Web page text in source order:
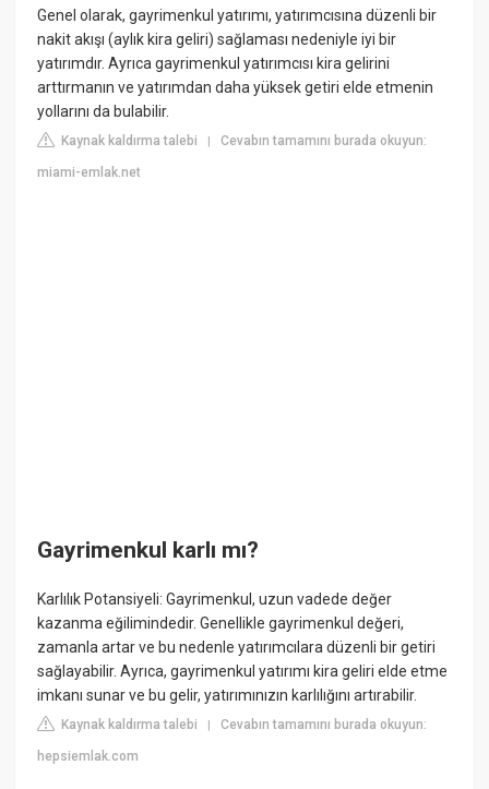
Genel olarak, gayrimenkul yatırımı, yatırımcısına düzenli bir
nakit akışı (aylık kira geliri) sağlaması nedeniyle iyi bir
yatırımdır. Ayrıca gayrimenkul yatırımcısı kira gelirini
arttırmanın ve yatırımdan daha yüksek getiri elde etmenin
yollarını da bulabilir.
Kaynak kaldırma talebi |Cevabın tamamını burada okuyun:
miami-emlak.net
Gayrimenkul karlı mı?
Karlılık Potansiyeli: Gayrimenkul, uzun vadede değer
kazanma eğilimindedir. Genellikle gayrimenkul değeri,
zamanla artar ve bu nedenle yatırımcılara düzenli bir getiri
sağlayabilir. Ayrıca, gayrimenkul yatırımı kira geliri elde etme
imkanı sunar ve bu gelir, yatırımınızın karlılığını artırabilir.
Kaynak kaldırma talebi |Cevabın tamamını burada okuyun:
hepsiemlak.com